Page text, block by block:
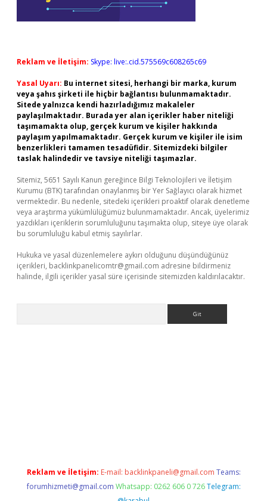
Reklam ve İletişim: Skype: live:.cid.575569c608265c69
Yasal Uyarı: Bu internet sitesi, herhangi bir marka, kurum
veya şahıs şirketi ile hiçbir bağlantısı bulunmamaktadır.
Sitede yalnızca kendi hazırladığımız makaleler
paylaşılmaktadır. Burada yer alan içerikler haber niteliği
taşımamakta olup, gerçek kurum ve kişiler hakkında
paylaşım yapılmamaktadır. Gerçek kurum ve kişiler ile isim
benzerlikleri tamamen tesadüfidir. Sitemizdeki bilgiler
taslak halindedir ve tavsiye niteliği taşımazlar.
Sitemiz, 5651 Sayılı Kanun gereğince Bilgi Teknolojileri ve İletişim
Kurumu (BTK) tarafından onaylanmış bir Yer Sağlayıcı olarak hizmet
vermektedir. Bu nedenle, sitedeki içerikleri proaktif olarak denetleme
veya araştırma yükümlülüğümüz bulunmamaktadır. Ancak, üyelerimiz
yazdıkları içeriklerin sorumluluğunu taşımakta olup, siteye üye olarak
bu sorumluluğu kabul etmiş sayılırlar.
Hukuka ve yasal düzenlemelere aykırı olduğunu düşündüğünüz
içerikleri, backlinkpanelicomtr@gmail.com adresine bildirmeniz
halinde, ilgili içerikler yasal süre içerisinde sitemizden kaldırılacaktır.
Reklam ve İletişim: E-mail: backlinkpaneli@gmail.com Teams:
forumhizmeti@gmail.com Whatsapp: 0262 606 0 726 Telegram: